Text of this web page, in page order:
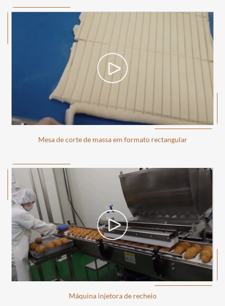
Mesa de corte de massa em formato rectangular
Máquina injetora de recheio